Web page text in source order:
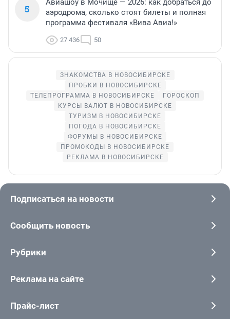
5
Авиашоу в Мочище — 2026: как добраться до
аэродрома, сколько стоят билеты и полная
программа фестиваля «Вива Авиа!»
27 436 50
ЗНАКОМСТВА В НОВОСИБИРСКЕ
ПРОБКИ В НОВОСИБИРСКЕ
ТЕЛЕПРОГРАММА В НОВОСИБИРСКЕ
ГОРОСКОП
КУРСЫ ВАЛЮТ В НОВОСИБИРСКЕ
ТУРИЗМ В НОВОСИБИРСКЕ
ПОГОДА В НОВОСИБИРСКЕ
ФОРУМЫ В НОВОСИБИРСКЕ
ПРОМОКОДЫ В НОВОСИБИРСКЕ
РЕКЛАМА В НОВОСИБИРСКЕ
Подписаться на новости
Сообщить новость
Рубрики
Реклама на сайте
Прайс-лист